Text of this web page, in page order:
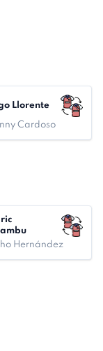
Llorente
Cardoso
Hernández